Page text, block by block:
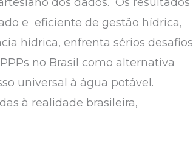
e eficiente de gestão hídrica,
hídrica, enfrenta sérios desafios
no Brasil como alternativa
universal à água potável.
à realidade brasileira,